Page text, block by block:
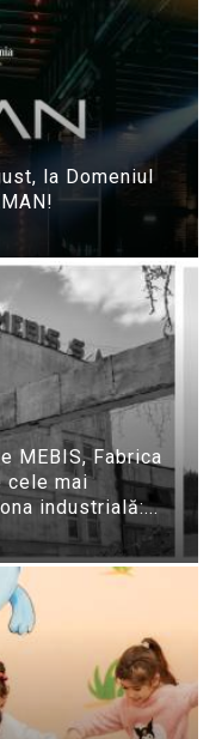
la Domeniul
MEBIS, Fabrica
cele mai
industrială:...